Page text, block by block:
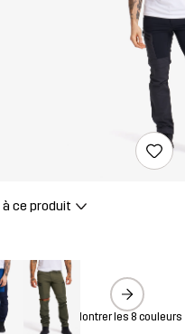
à ce produit
Montrer les 8 couleurs